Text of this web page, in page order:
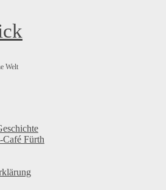
Welt
Fürth